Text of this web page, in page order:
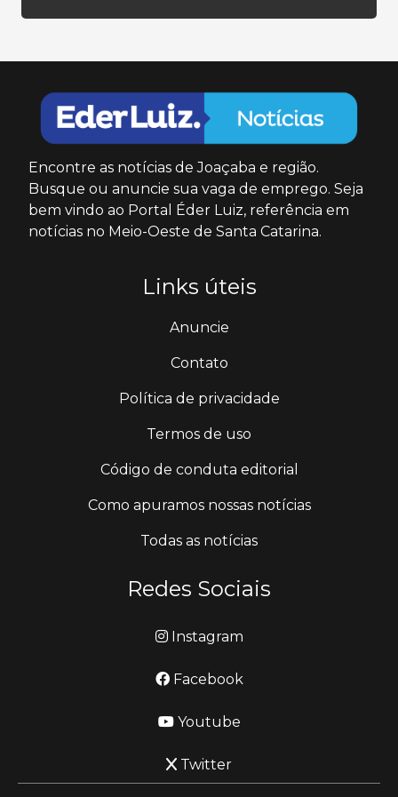
Encontre as notícias de Joaçaba e região.
Busque ou anuncie sua vaga de emprego. Seja
bem vindo ao Portal Éder Luiz, referência em
notícias no Meio-Oeste de Santa Catarina.
Links úteis
Anuncie
Contato
Política de privacidade
Termos de uso
Código de conduta editorial
Como apuramos nossas notícias
Todas as notícias
Redes Sociais
Instagram
Facebook
Youtube
Twitter